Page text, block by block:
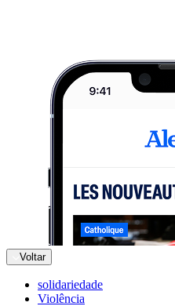
Voltar
solidariedade
Violência